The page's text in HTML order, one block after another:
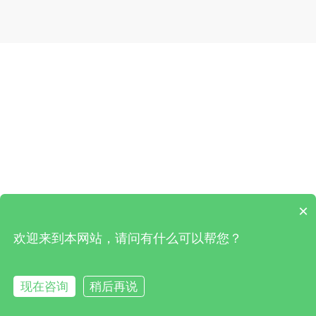
×
欢迎来到本网站，请问有什么可以帮您？
现在咨询
稍后再说
在线咨询